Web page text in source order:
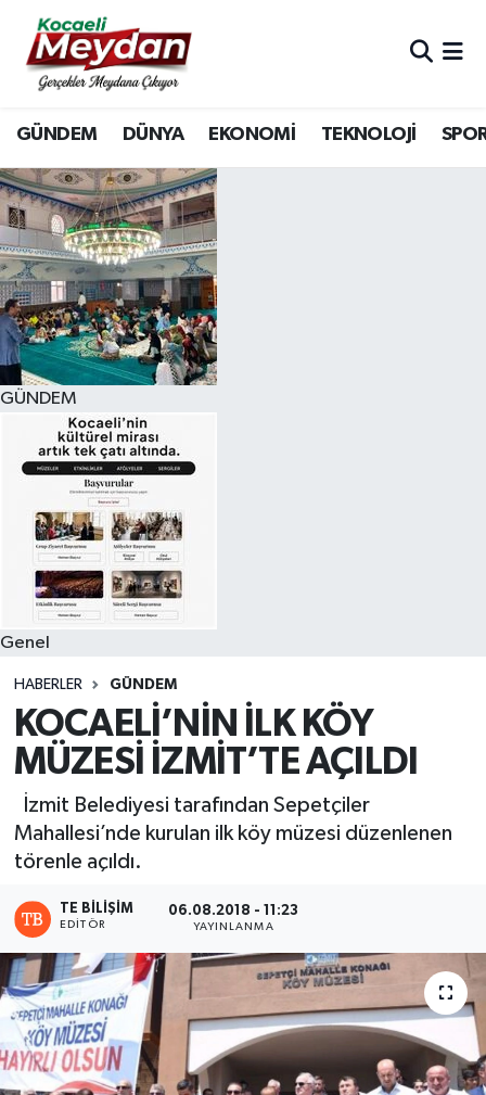
GÜNDEM DÜNYA EKONOMİ TEKNOLOJİ
GÜNDEM
Genel
HABERLER GÜNDEM
KOCAELİ’NİN İLK KÖY
MÜZESİ İZMİT’TE AÇILDI
İzmit Belediyesi tarafından Sepetçiler
Mahallesi’nde kurulan ilk köy müzesi düzenlenen
törenle açıldı.
TE BILIŞIM
EDITÖR
06.08.2018 - 11:23
YAYINLANMA
Nöbetçi Eczaneler
Hava Durumu
Trafik Durumu
Süper Lig Puan Durumu ve Fikstür
Tüm Manşetler
Son Dakika Haberleri
Haber Arşivi